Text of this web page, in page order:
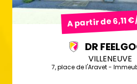
A partir de 6,11
DR
VILLENEUVE
7, place de l'Aravet -